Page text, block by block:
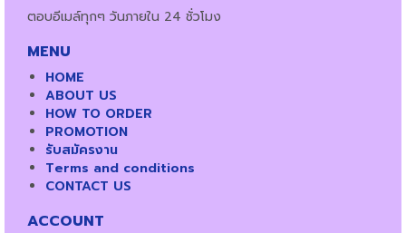
ตอบอีเมล์ทุกๆ วันภายใน 24 ชั่วโมง
MENU
HOME
ABOUT US
HOW TO ORDER
PROMOTION
รับสมัครงาน
Terms and conditions
CONTACT US
ACCOUNT